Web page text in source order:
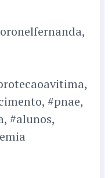
#pnae,
#alunos,